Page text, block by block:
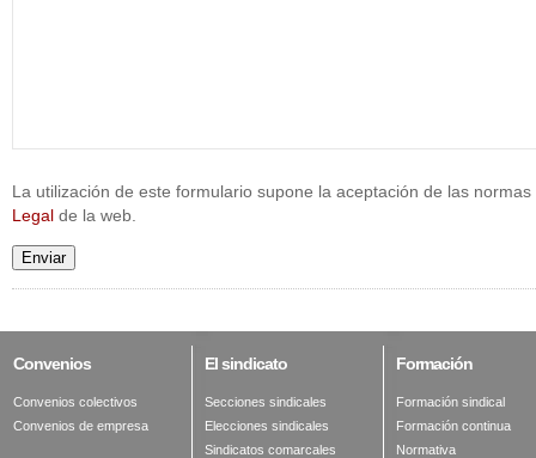
La utilización de este formulario supone la aceptación de las
Legal de la web.
Enviar
Convenios
Convenios colectivos
Convenios de empresa
Elsindicato
Secciones sindicales
Elecciones sindicales
Sindicatos comarcales
Formación
Formación sindical
Formación continua
Normativa